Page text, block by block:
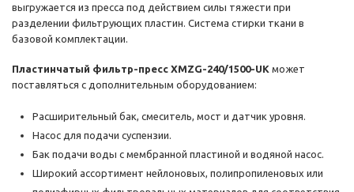
выгружается из пресса под действием силы тяжести при
разделении фильтрующих пластин. Система стирки ткани в
базовой комплектации.
Пластинчатый фильтр-пресс XMZG-240/1500-UK может
поставляться с дополнительным оборудованием:
Расширительный бак, смеситель, мост и датчик уровня.
Насос для подачи суспензии.
Бак подачи воды с мембранной пластиной и водяной насос.
Широкий ассортимент нейлоновых, полипропиленовых или